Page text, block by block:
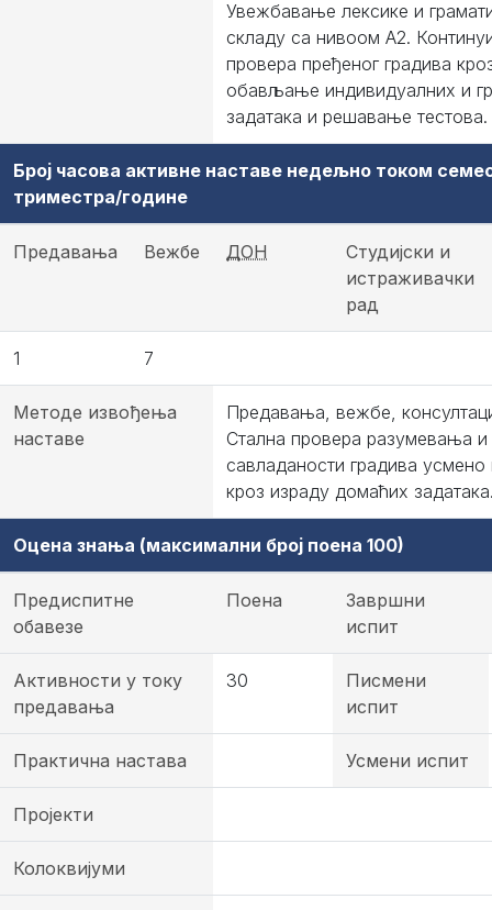
Увежбавање лексике и
складу са нивоом А2.
провера пређеног градива
обављање индивидуалних и
задатака и решавање тестова.
Број часова активне наставе недељно током
триместра/године
Предавања Вежбе ДОН
Студијски и
истраживачки
рад
1 7
Методе извођења
наставе
Предавања, вежбе,
Стална провера разумевања и
савладаности градива усмено
кроз израду домаћих
Оцена знања (максимални број поена 100)
Предиспитне
обавезе
Поена
Завршни
испит
Активности у току
предавања
30
Писмени
испит
Практична настава Усмени испит
Пројекти
Колоквијуми